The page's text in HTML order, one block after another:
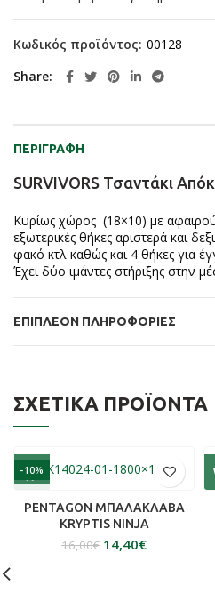
Κωδικός προϊόντος: 00128
Share
ΠΕΡΙΓΡΑΦΉ
SURVIVORS Τσαντάκι
Kυρίως χώρος (18×10) με
εξωτερικές θήκες αριστερά και
φακό κτλ καθώς και 4 θήκες για
Έχει δύο ιμάντες στήριξης στην
ΕΠΙΠΛΈΟΝ ΠΛΗΡΟΦΟΡΊΕΣ
ΣΧΕΤΙΚΆ ΠΡΟΪΌΝΤΑ
-10%
PENTAGON ΜΠΑΛΑΚΛΑΒΑ
KRYPTIS NINJA
16,00€ 14,40€